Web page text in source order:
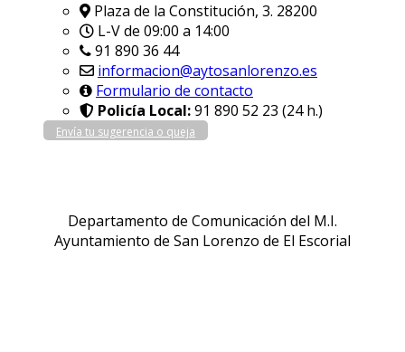
Plaza de la Constitución, 3. 28200
L-V de 09:00 a 14:00
91 890 36 44
informacion@aytosanlorenzo.es
Formulario de contacto
Policía Local:91 890 52 23 (24 h.)
Envía tu sugerencia o queja
Departamento de Comunicación del M.I.
Ayuntamiento de San Lorenzo de El Escorial